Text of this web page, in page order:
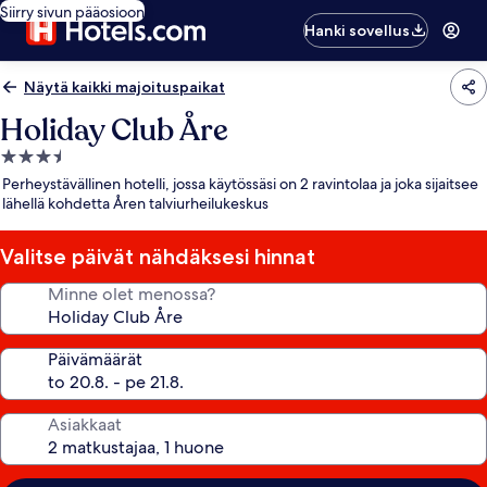
Siirry sivun pääosioon
Hanki sovellus
Näytä kaikki majoituspaikat
Holiday Club Åre
3.5
tähden
majoituspaikka
Perheystävällinen hotelli, jossa käytössäsi on 2 ravintolaa ja joka sijaitsee
lähellä kohdetta Åren talviurheilukeskus
Valitse päivät nähdäksesi hinnat
Minne olet menossa?
Päivämäärät
Asiakkaat